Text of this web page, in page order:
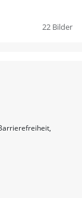
22 Bilder